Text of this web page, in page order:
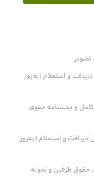
و استعلام (به‌روز
شد؛ جدول کامل و بخشنامه حقوق
و استعلام (به‌روز
حقوق طرفین و نمونه